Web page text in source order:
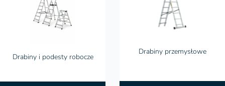
Drabiny i podesty robocze
Drabiny przemysłowe